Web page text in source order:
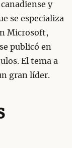
y
se especializa
Microsoft,
publicó en
El tema a
gran líder.